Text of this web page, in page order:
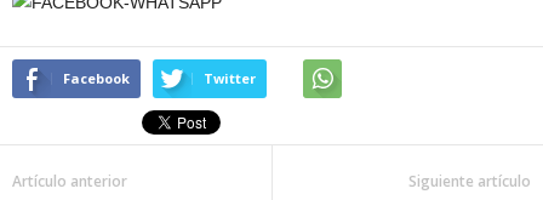
Facebook Twitter
Artículo anterior Siguiente artículo